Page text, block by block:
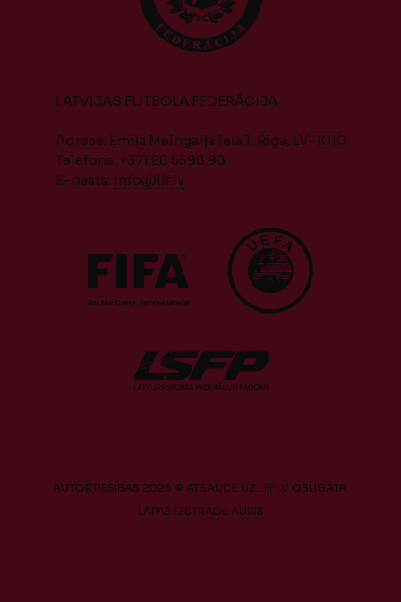
LATVIJAS FUTBOLA FEDERĀCIJA
Adrese: Emiļa Melngaiļa iela 1, Rīga, LV-1010
Telefons: +371 28 5598 98
E-pasts: info@lff.lv
AUTORTIESĪBAS 2026 © ATSAUCE UZ LFF.LV OBLIGĀTA.
LAPAS IZSTRĀDE AURIS